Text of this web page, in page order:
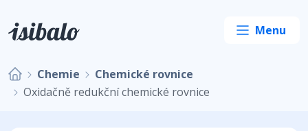
Chemie
Chemické rovnice
Oxidačně redukční chemické rovnice